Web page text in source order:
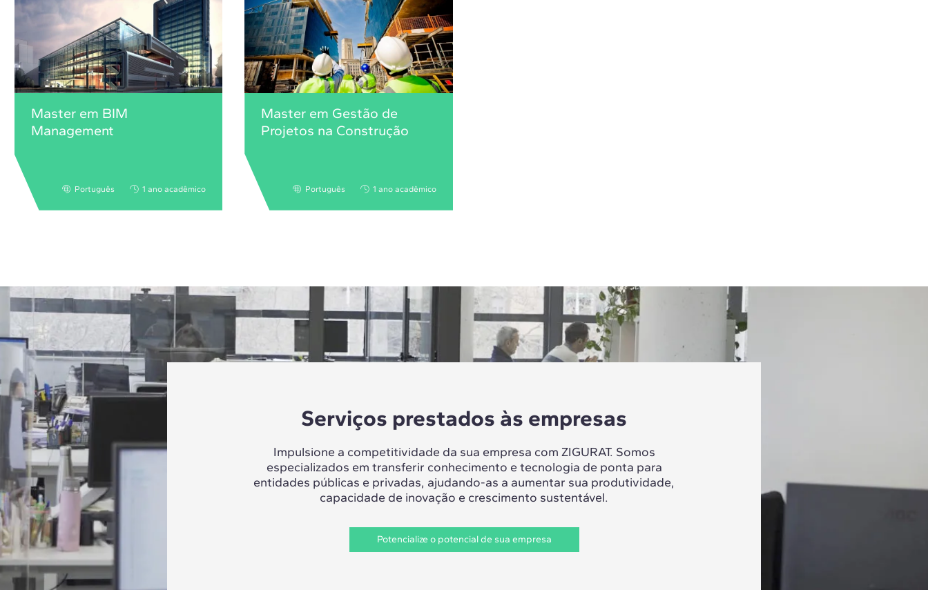
Master em BIM
Management
Português 1 ano acadêmico
Master em Gestão de
Projetos na Construção
Português 1 ano acadêmico
Serviços prestados às empresas
Impulsione a competitividade da sua empresa com ZIGURAT. Somos
especializados em transferir conhecimento e tecnologia de ponta para
entidades públicas e privadas, ajudando-as a aumentar sua produtividade,
capacidade de inovação e crescimento sustentável.
Potencialize o potencial de sua empresa